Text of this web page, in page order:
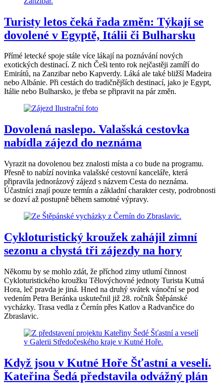
Turisty letos čeká řada změn: Týkají se
dovolené v Egyptě, Itálii či Bulharsku
Přímé letecké spoje stále více lákají na poznávání nových
exotických destinací. Z nich Češi tento rok nejčastěji zamíří do
Emirátů, na Zanzibar nebo Kapverdy. Láká ale také bližší Madeira
nebo Albánie. Při cestách do tradičnějších destinací, jako je Egypt,
Itálie nebo Bulharsko, je třeba se připravit na pár změn.
Dovolená naslepo. Valašská cestovka
nabídla zájezd do neznáma
Vyrazit na dovolenou bez znalosti místa a co bude na programu.
Přesně to nabízí novinka valašské cestovní kanceláře, která
připravila jednorázový zájezd s názvem Cesta do neznáma.
Účastníci znají pouze termín a základní charakter cesty, podrobnosti
se dozví až postupně během samotné výpravy.
Cykloturistický kroužek zahájil zimní
sezonu a chystá tři zájezdy na hory
Někomu by se mohlo zdát, že příchod zimy utlumí činnost
Cykloturistického kroužku Tělovýchovné jednoty Turista Kutná
Hora, leč pravda je jiná. Hned na druhý svátek vánoční se pod
vedením Petra Beránka uskutečnil již 28. ročník Štěpánské
vycházky. Trasa vedla z Černín přes Katlov a Radvančice do
Zbraslavic.
Když jsou v Kutné Hoře Šťastní a veselí.
Kateřina Šedá představila odvážný plán